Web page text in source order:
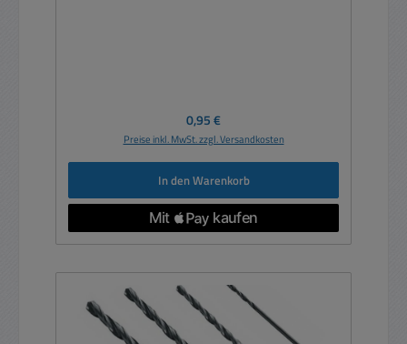
Regulärer Preis:
0,95 €
Preise inkl. MwSt. zzgl. Versandkosten
In den Warenkorb